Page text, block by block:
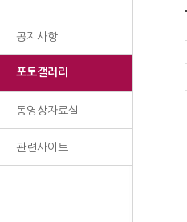
공지사항
포토갤러리
동영상자료실
관련사이트